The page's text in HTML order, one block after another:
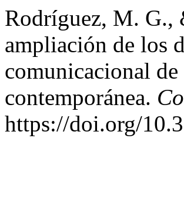
Rodríguez, M. G.,
ampliación de los
comunicacional
contemporánea.
https://doi.org/